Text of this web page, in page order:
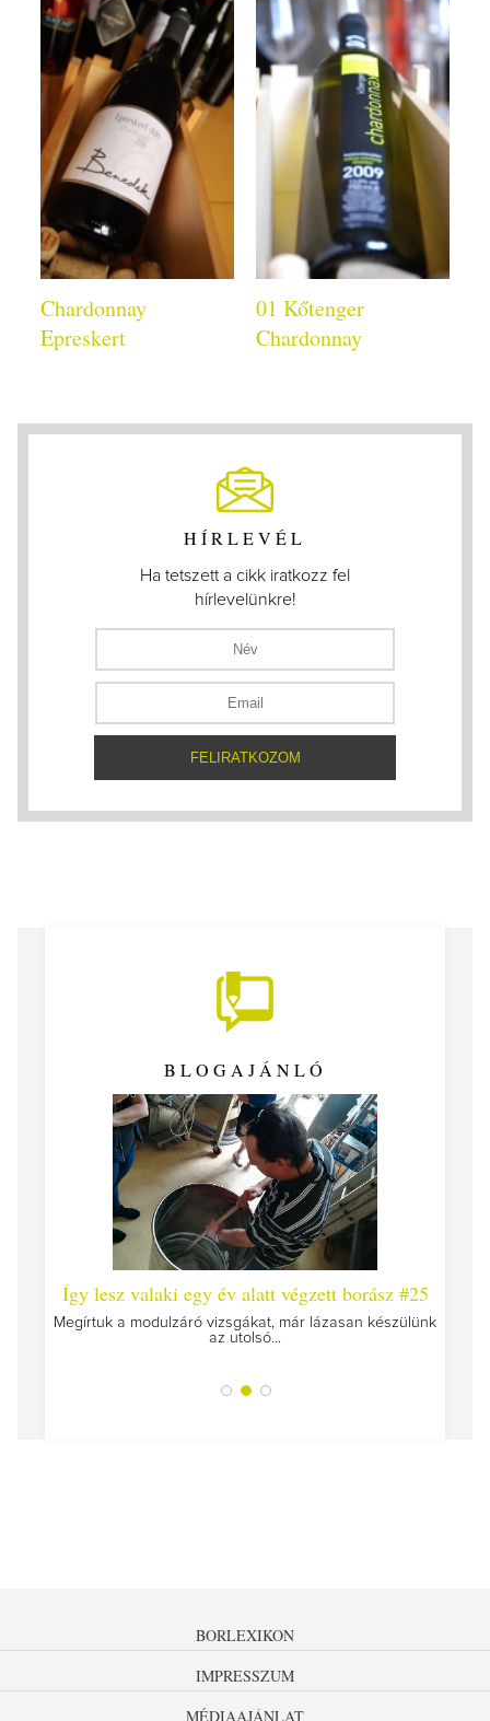
Chardonnay
Epreskert
01 Kőtenger
Chardonnay
HÍRLEVÉL
Ha tetszett a cikk iratkozz fel
hírlevelünkre!
BLOGAJÁNLÓ
Így lesz valaki egy év alatt végzett borász #25
Megírtuk a modulzáró vizsgákat, már lázasan készülünk
az utolsó...
BORLEXIKON
IMPRESSZUM
MÉDIAAJÁNLAT